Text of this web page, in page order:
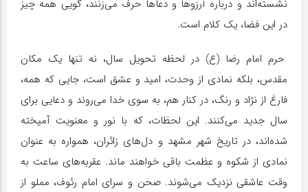
نشسته‌اند و درباره آرزوها و دعاها حرف می‌زنند، گویی همه چیز
در این فضا، یک کلام است.
حرم امام رضا (ع) در لحظه تحویل سال، نه تنها یک مکان
مقدس، بلکه نمادی از وحدت، امید و عشق است، جایی که همه،
فارغ از نژاد و رنگ، در کنار هم، به سوی خدا می‌روند و دعایی برای
سال جدید می‌کنند. این لحظات، که با نور و معنویت آمیخته
شده‌اند، در تاریخ شهر مشهد و دل‌های زائران، همواره به عنوان
نمادی از شکوه و عظمت باقی خواهند ماند. عقربه‌های ساعت به
وقت عاشقی نزدیک می‌شوند. صحن و سرای امام رئوف، مملو از